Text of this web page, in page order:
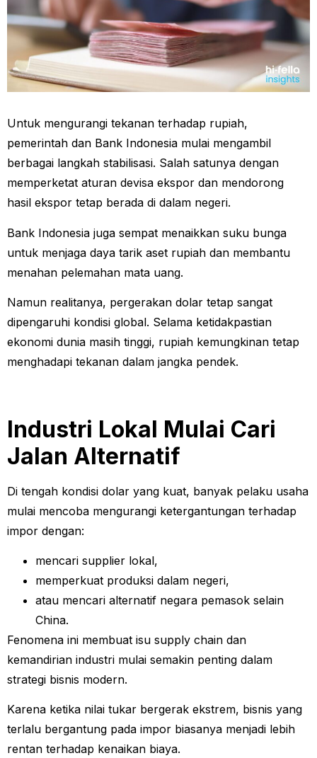
Untuk mengurangi tekanan terhadap rupiah,
pemerintah dan Bank Indonesia mulai mengambil
berbagai langkah stabilisasi. Salah satunya dengan
memperketat aturan devisa ekspor dan mendorong
hasil ekspor tetap berada di dalam negeri.
Bank Indonesia juga sempat menaikkan suku bunga
untuk menjaga daya tarik aset rupiah dan membantu
menahan pelemahan mata uang.
Namun realitanya, pergerakan dolar tetap sangat
dipengaruhi kondisi global. Selama ketidakpastian
ekonomi dunia masih tinggi, rupiah kemungkinan tetap
menghadapi tekanan dalam jangka pendek.
Industri Lokal Mulai Cari
Jalan Alternatif
Di tengah kondisi dolar yang kuat, banyak pelaku usaha
mulai mencoba mengurangi ketergantungan terhadap
impor dengan:
mencari supplier lokal,
memperkuat produksi dalam negeri,
atau mencari alternatif negara pemasok selain
China.
Fenomena ini membuat isu supply chain dan
kemandirian industri mulai semakin penting dalam
strategi bisnis modern.
Karena ketika nilai tukar bergerak ekstrem, bisnis yang
terlalu bergantung pada impor biasanya menjadi lebih
rentan terhadap kenaikan biaya.